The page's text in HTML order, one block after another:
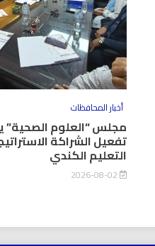
أخبار المحافظات
مجلس “العلوم الصحية”
تفعيل الشراكة
التعليم الكندي